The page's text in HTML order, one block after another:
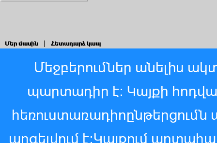
Մեր մասին Հետադարձ կապ
Մեջբերումներ անելիս
պարտադիր է: Կայքի
հեռուստառադիոընթերցումն
արգելվում է:Կայքում